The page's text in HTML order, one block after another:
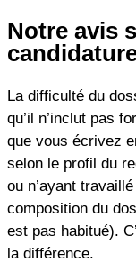
Notre avis
La difficulté du
qu’il n’inclut pas
que vous écrivez
selon le profil du
ou n’ayant
composition du
est pas habitué).
la différence.